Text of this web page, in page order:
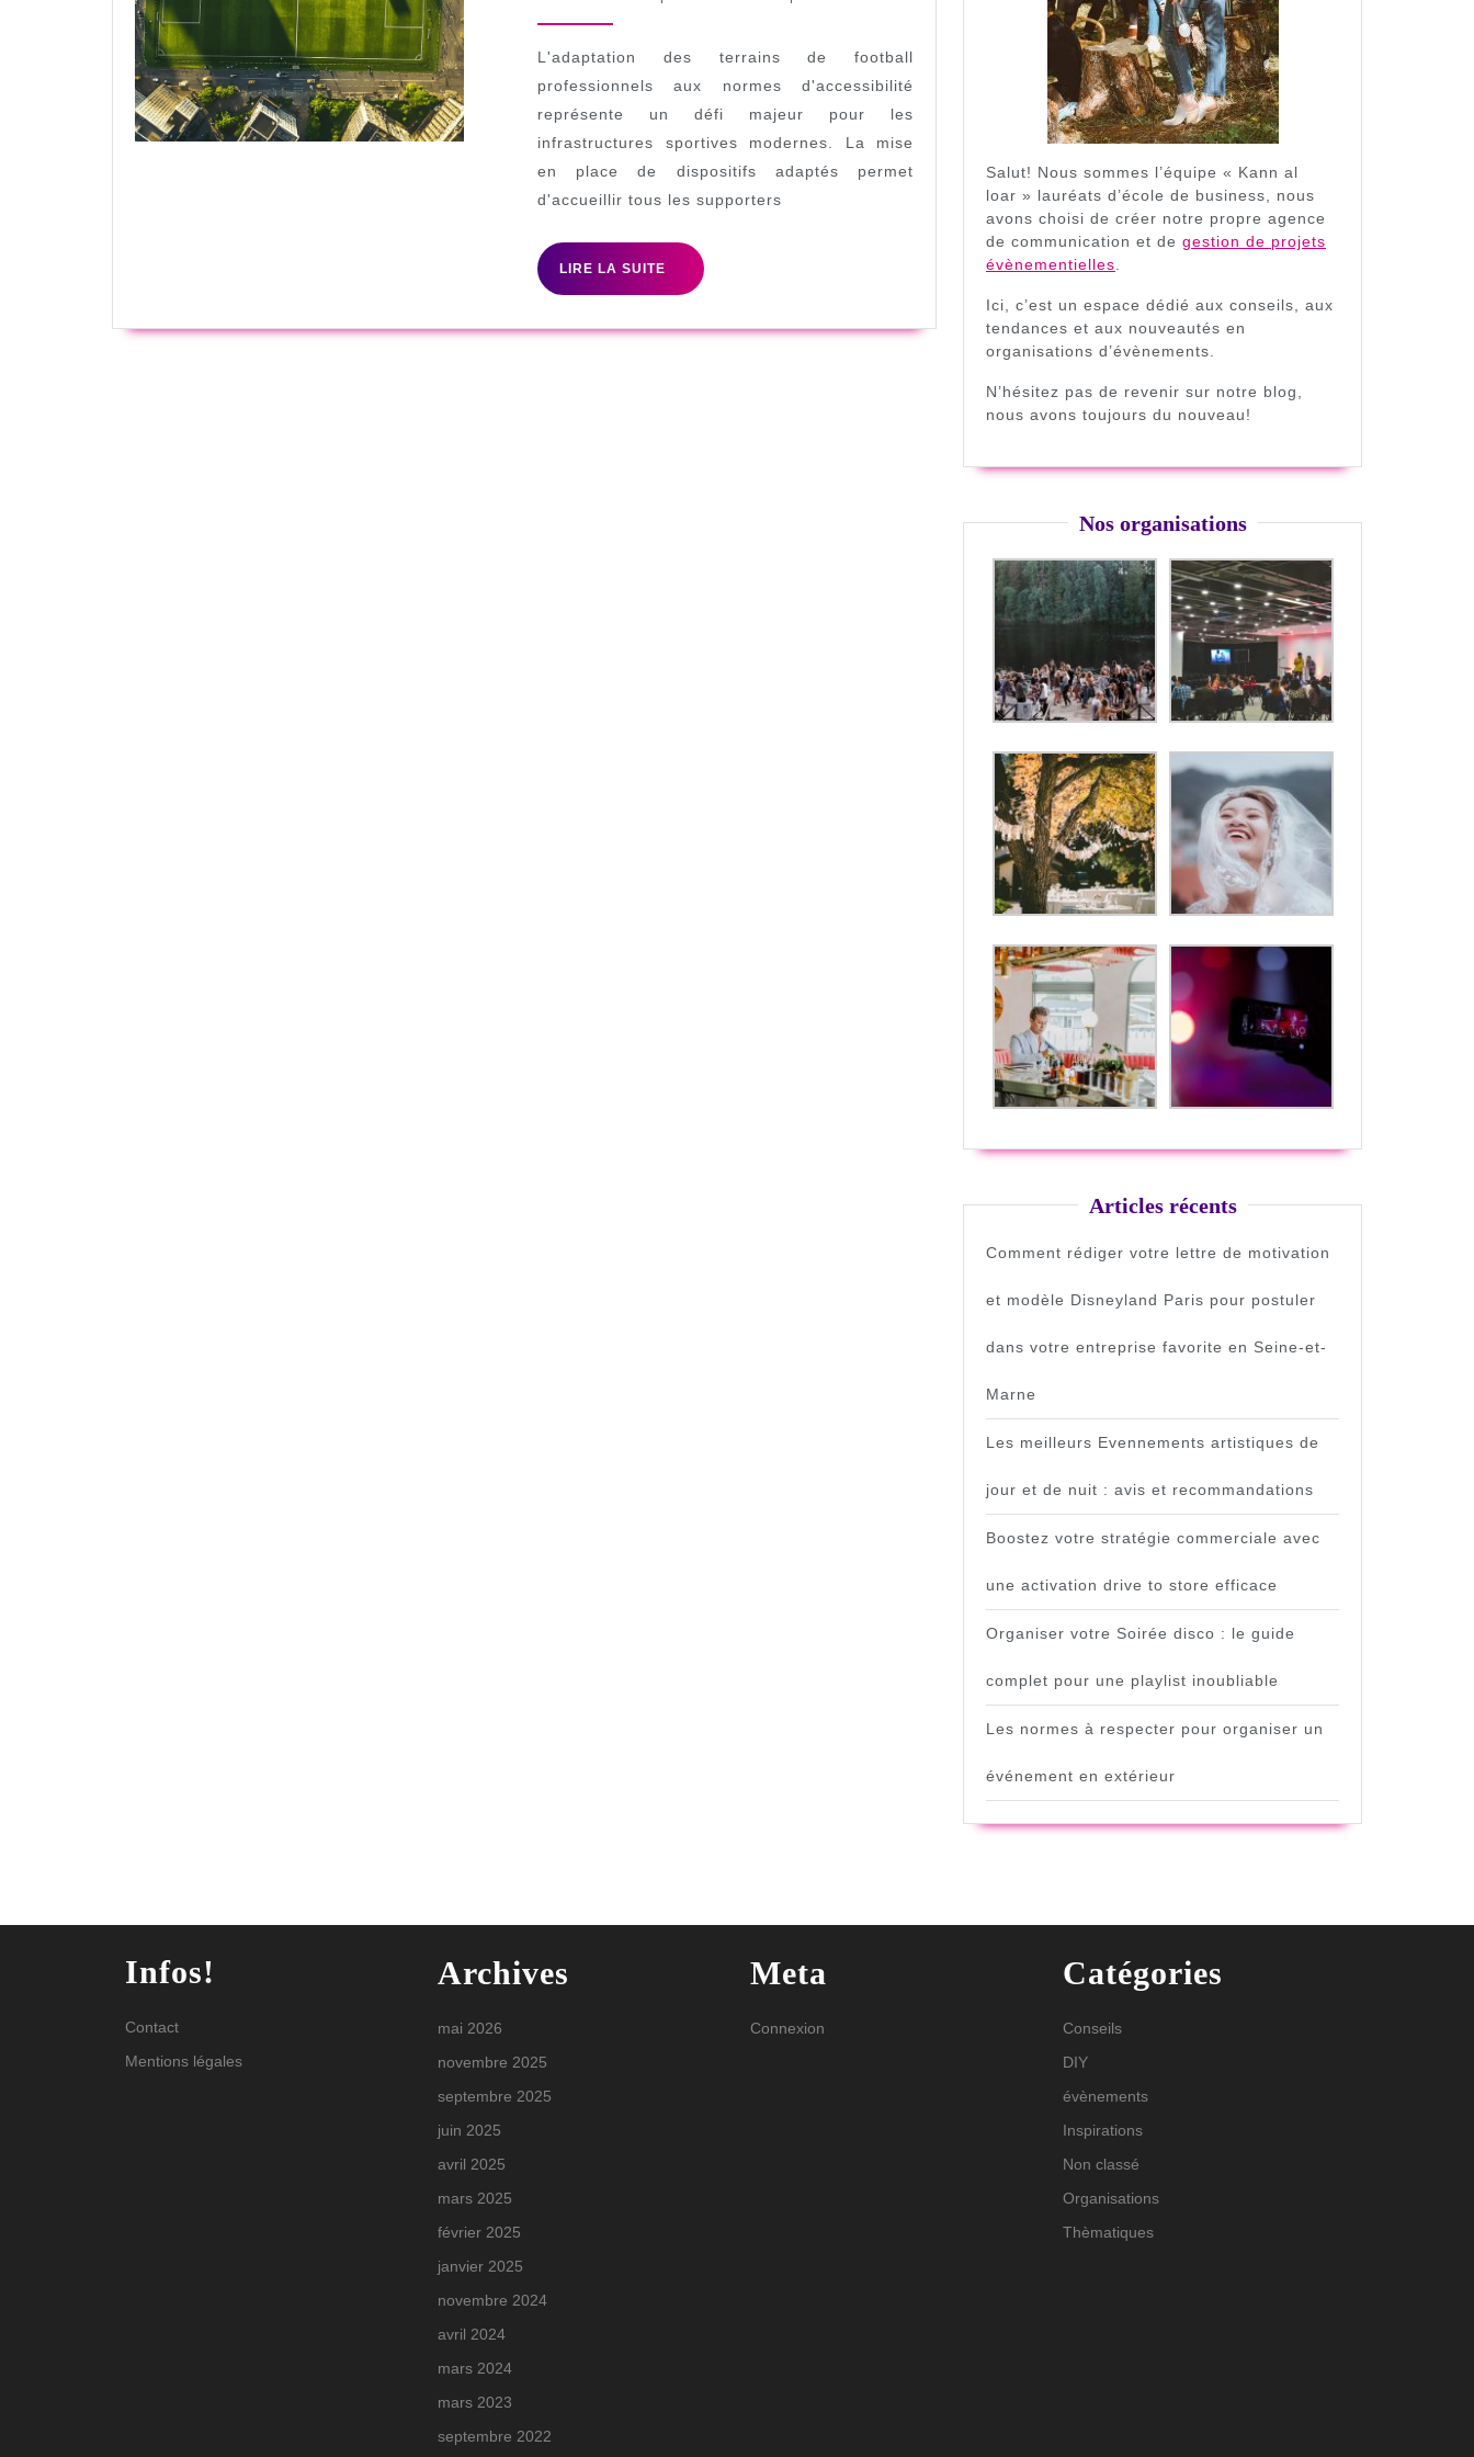
Dimensions
du
Terrain
de
Foot
Professionnel
Complet
pour
L'adaptation des terrains de football
professionnels aux normes d'accessibilité
représente un défi majeur pour les
infrastructures sportives modernes. La mise
en place de dispositifs adaptés permet
d'accueillir tous les supporters
LIRE LA SUITE
LIRE
LA
Salut! Nous sommes l’équipe « Kann al
loar » lauréats d’école de business, nous
avons choisi de créer notre propre agence
de communication et de gestion de projets
évènementielles.
Ici, c’est un espace dédié aux conseils, aux
tendances et aux nouveautés en
organisations d’évènements.
N’hésitez pas de revenir sur notre blog,
nous avons toujours du nouveau!
Nos organisations
Articles récents
Comment rédiger votre lettre de motivation
et modèle Disneyland Paris pour postuler
dans votre entreprise favorite en Seine-et-
Marne
Les meilleurs Evennements artistiques de
jour et de nuit : avis et recommandations
Boostez votre stratégie commerciale avec
une activation drive to store efficace
Organiser votre Soirée disco : le guide
complet pour une playlist inoubliable
Les normes à respecter pour organiser un
événement en extérieur
Infos!
Contact
Mentions légales
Archives
mai 2026
novembre 2025
septembre 2025
juin 2025
avril 2025
mars 2025
février 2025
janvier 2025
novembre 2024
avril 2024
mars 2024
mars 2023
septembre 2022
Meta
Connexion
Catégories
Conseils
DIY
évènements
Inspirations
Non classé
Organisations
Thèmatiques